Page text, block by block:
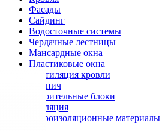
Фасады
Сайдинг
Водосточные системы
Чердачные лестницы
Мансардные окна
Пластиковые окна
Вентиляция кровли
Кирпич
Строительные блоки
Изоляция
Гидроизоляционные материалы